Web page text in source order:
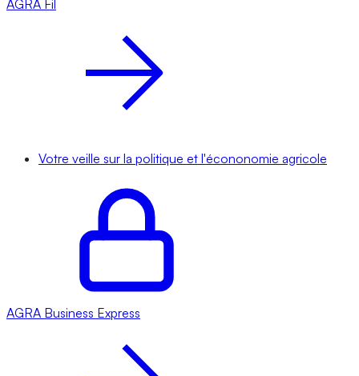
AGRA Fil
Votre veille sur la politique et l'écononomie agricole
AGRA Business Express